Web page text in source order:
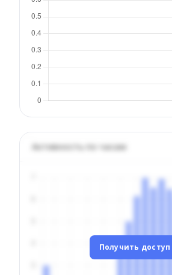
Активность по часам
Получить доступ